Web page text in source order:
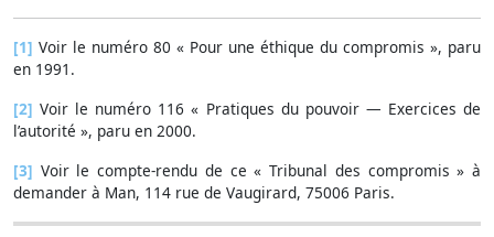
[1] Voir le numéro 80 « Pour une éthique du compromis », paru
en 1991.
[2] Voir le numéro 116 « Pratiques du pouvoir — Exercices de
l’autorité », paru en 2000.
[3] Voir le compte-rendu de ce « Tribunal des compromis » à
demander à Man, 114 rue de Vaugirard, 75006 Paris.